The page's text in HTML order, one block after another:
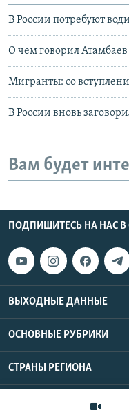
В России потребуют
О чем говорил
Мигранты: со
В России вновь
Вам будет
ПОДПИШИТЕСЬ НА НАС В
ВЫХОДНЫЕ ДАННЫЕ
ОСНОВНЫЕ РУБРИКИ
СТРАНЫ РЕГИОНА
Азаттык Азия ©